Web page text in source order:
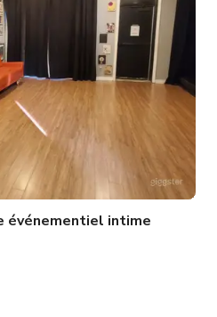
événementiel intime